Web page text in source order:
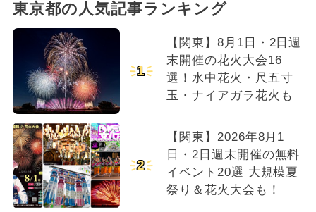
東京都の人気記事ランキング
1
【関東】8月1日・2日週
末開催の花火大会16
選！水中花火・尺五寸
玉・ナイアガラ花火も
2
【関東】2026年8月1
日・2日週末開催の無料
イベント20選 大規模夏
祭り＆花火大会も！